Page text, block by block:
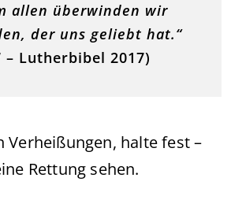
allen überwinden wir
der uns geliebt hat.“
– Lutherbibel 2017)
Verheißungen, halte fest –
Rettung sehen.